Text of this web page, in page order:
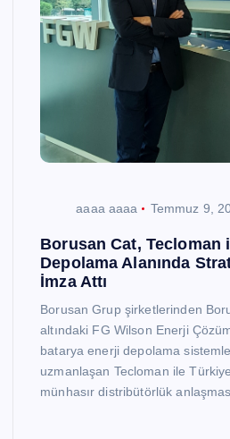
aaaa aaaa Temmuz 9,
Borusan Cat, Tecloman
Depolama Alanında
İmza Attı
Borusan Grup şirketlerinden
altındaki FG Wilson Enerji
batarya enerji depolama
uzmanlaşan Tecloman ile
münhasır distribütörlük